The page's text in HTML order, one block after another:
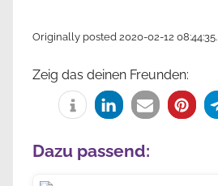
Originally posted 2020-02-12 08:44:35.
Zeig das deinen Freunden:
Dazu passend: